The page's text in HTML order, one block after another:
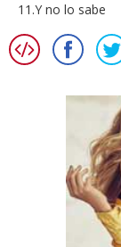
11.Y no lo sabe